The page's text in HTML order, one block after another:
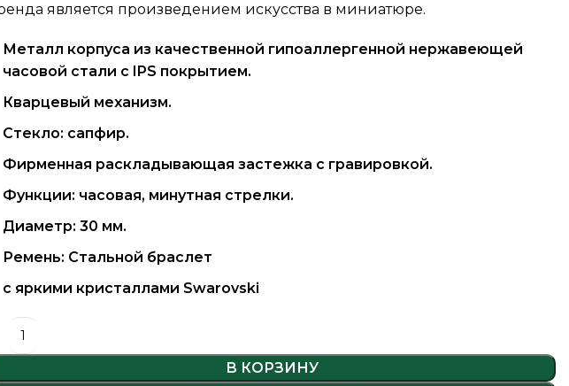
является произведением искусства в миниатюре.
Металл корпуса из качественной гипоаллергенной нержавеющей
часовой стали с IPS покрытием.
Кварцевый механизм.
Стекло: сапфир.
Фирменная раскладывающая застежка с гравировкой.
Функции: часовая, минутная стрелки.
Диаметр: 30 мм.
Ремень: Стальной браслет
с яркими кристаллами Swarovski
В КОРЗИНУ